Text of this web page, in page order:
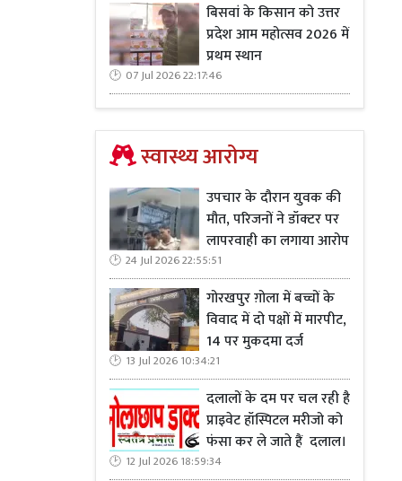
बिसवां के किसान को उत्तर
प्रदेश आम महोत्सव 2026 में
प्रथम स्थान
07 Jul 2026 22:17:46
स्वास्थ्य आरोग्य
उपचार के दौरान युवक की
मौत, परिजनों ने डॉक्टर पर
लापरवाही का लगाया आरोप
24 Jul 2026 22:55:51
गोरखपुर ग़ोला में बच्चों के
विवाद में दो पक्षों में मारपीट,
14 पर मुकदमा दर्ज
13 Jul 2026 10:34:21
दलालों के दम पर चल रही है
प्राइवेट हॉस्पिटल मरीजो को
फंसा कर ले जाते हैं दलाल।
12 Jul 2026 18:59:34